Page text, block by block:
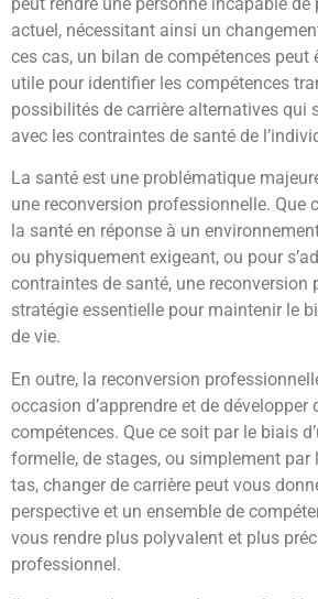
actuel, nécessitant ainsi un
ces cas, un bilan de compétences peut
utile pour identifier les compétences
possibilités de carrière alternatives qui
avec les contraintes de santé de
La santé est une problématique
une reconversion professionnelle. Que
la santé en réponse à un
ou physiquement exigeant, ou pour
contraintes de santé, une reconversion
stratégie essentielle pour maintenir le
de vie.
En outre, la reconversion
occasion d’apprendre et de développer
compétences. Que ce soit par le biais
formelle, de stages, ou simplement par
tas, changer de carrière peut vous
perspective et un ensemble de
vous rendre plus polyvalent et plus
professionnel.